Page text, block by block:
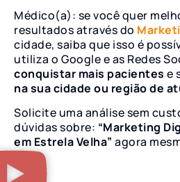
Médico(a): se você quer
resultados através do
cidade, saiba que isso é
utiliza o Google e as Redes
conquistar mais pacientes e
na sua cidade ou região de
Solicite uma análise sem
dúvidas sobre: “Marketing
em Estrela Velha” agora